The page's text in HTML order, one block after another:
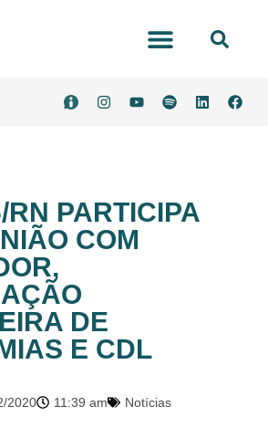
RN PARTICIPA
COM
DE
E CDL
2020 11:39 am Notícias